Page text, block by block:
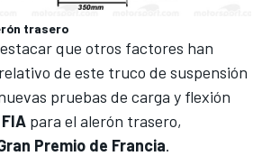
trasero
que otros factores han
de este truco de suspensión
pruebas de carga y flexión
FIA para el alerón trasero,
Premio de Francia.